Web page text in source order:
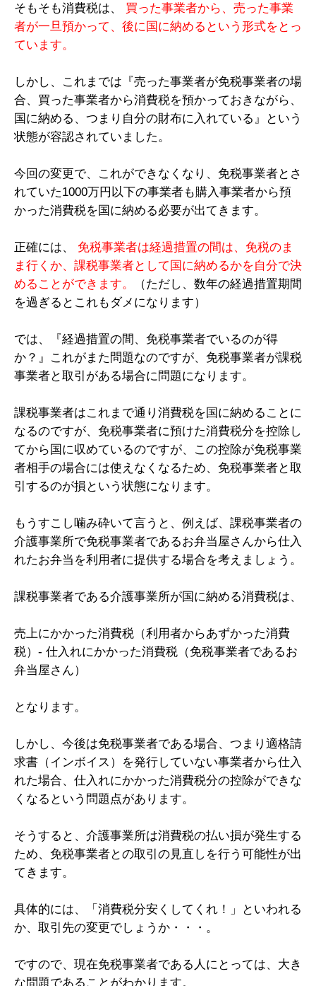
そもそも消費税は、
買った事業者から、売った事業
者が一旦預かって、後に国に納めるという形式をとっ
ています。
しかし、これまでは『売った事業者が免税事業者の場
合、買った事業者から消費税を預かっておきながら、
国に納める、つまり自分の財布に入れている』という
状態が容認されていました。
今回の変更で、これができなくなり、免税事業者とさ
れていた1000万円以下の事業者も購入事業者から預
かった消費税を国に納める必要が出てきます。
正確には、
免税事業者は経過措置の間は、免税のま
ま行くか、課税事業者として国に納めるかを自分で決
めることができます。
（ただし、数年の経過措置期間
を過ぎるとこれもダメになります）
では、『経過措置の間、免税事業者でいるのが得
か？』これがまた問題なのですが、免税事業者が課税
事業者と取引がある場合に問題になります。
課税事業者はこれまで通り消費税を国に納めることに
なるのですが、免税事業者に預けた消費税分を控除し
てから国に収めているのですが、この控除が免税事業
者相手の場合には使えなくなるため、免税事業者と取
引するのが損という状態になります。
もうすこし噛み砕いて言うと、例えば、課税事業者の
介護事業所で免税事業者であるお弁当屋さんから仕入
れたお弁当を利用者に提供する場合を考えましょう。
課税事業者である介護事業所が国に納める消費税は、
売上にかかった消費税（利用者からあずかった消費
税）- 仕入れにかかった消費税（免税事業者であるお
弁当屋さん）
となります。
しかし、今後は免税事業者である場合、つまり適格請
求書（インボイス）を発行していない事業者から仕入
れた場合、仕入れにかかった消費税分の控除ができな
くなるという問題点があります。
そうすると、介護事業所は消費税の払い損が発生する
ため、免税事業者との取引の見直しを行う可能性が出
てきます。
具体的には、「消費税分安くしてくれ！」といわれる
か、取引先の変更でしょうか・・・。
ですので、現在免税事業者である人にとっては、大き
な問題であることがわかります。